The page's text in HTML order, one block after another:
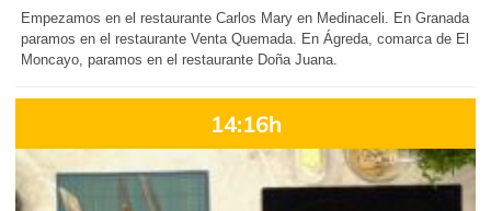
Empezamos en el restaurante Carlos Mary en Medinaceli. En Granada
paramos en el restaurante Venta Quemada. En Ágreda, comarca de El
Moncayo, paramos en el restaurante Doña Juana.
14:16h